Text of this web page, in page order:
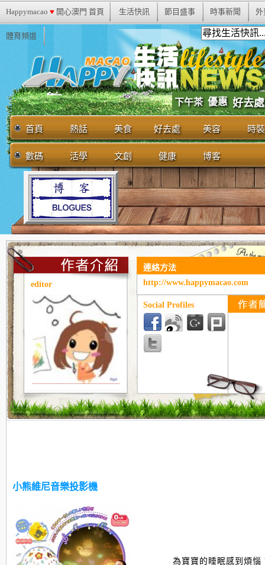
Happymacao ♥ 開心澳門 首頁 生活快訊 節目盛事 時事新聞 外
體育頻道
下午茶 優惠 好去處
首頁 熱話 美食 好去處 美容 時裝
數碼 活學 文創 健康 博客
editor
連絡方法
http://www.happymacao.com
Social Profiles
小熊維尼音樂投影機
為寶寶的睡眠感到煩惱